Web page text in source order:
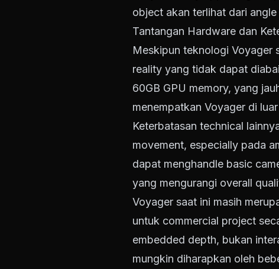
object akan terlihat dari
Tantangan Hardware dan
Meskipun teknologi Voyager
reality yang tidak dapat
60GB GPU memory, yang
menempatkan Voyager di
Keterbatasan technical
movement, especially pada
dapat menghandle basic
yang mengurangi overall
Voyager saat ini masih
untuk commercial project
embedded depth, bukan
mungkin diharapkan oleh